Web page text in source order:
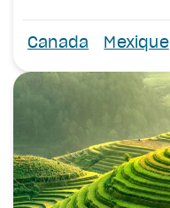
Canada Mexique